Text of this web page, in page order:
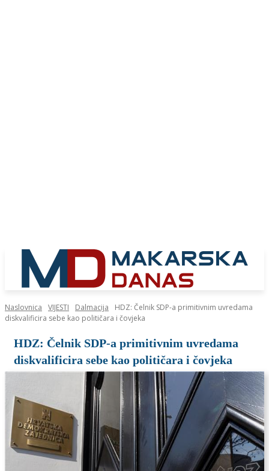
Naslovnica VIJESTI Dalmacija
HDZ: Čelnik SDP-a primitivnim uvredama
diskvalificira sebe kao političara i čovjeka
HDZ: Čelnik SDP-a primitivnim uvredama
diskvalificira sebe kao političara i čovjeka